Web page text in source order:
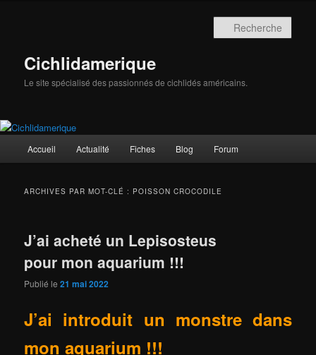
Cichlidamerique
Le site spécialisé des passionnés de cichlidés américains.
principal
Accueil Actualité Fiches Blog Forum
ARCHIVES PAR MOT-CLÉ : POISSON CROCODILE
J’ai acheté un Lepisosteus
pour mon aquarium !!!
Publié le21 mai 2022
J’ai introduit un monstre dans
mon aquarium !!!